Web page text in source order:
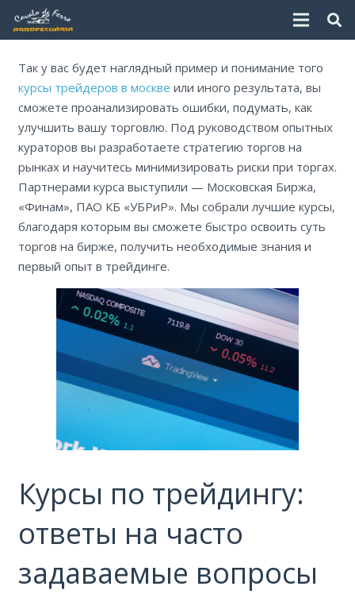
Так у вас будет наглядный пример и понимание того
курсы трейдеров в москве или иного результата, вы
сможете проанализировать ошибки, подумать, как
улучшить вашу торговлю. Под руководством опытных
кураторов вы разработаете стратегию торгов на
рынках и научитесь минимизировать риски при торгах.
Партнерами курса выступили — Московская Биржа,
«Финам», ПАО КБ «УБРиР». Мы собрали лучшие курсы,
благодаря которым вы сможете быстро освоить суть
торгов на бирже, получить необходимые знания и
первый опыт в трейдинге.
Курсы по трейдингу:
ответы на часто
задаваемые вопросы